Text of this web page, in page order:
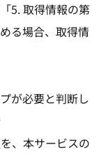
5. 取得情報の第
る場合、取得情
が必要と判断し
、本サービスの